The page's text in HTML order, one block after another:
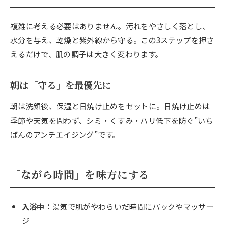
複雑に考える必要はありません。汚れをやさしく落とし、
水分を与え、乾燥と紫外線から守る。この3ステップを押さ
えるだけで、肌の調子は大きく変わります。
朝は「守る」を最優先に
朝は洗顔後、保湿と日焼け止めをセットに。日焼け止めは
季節や天気を問わず、シミ・くすみ・ハリ低下を防ぐ”いち
ばんのアンチエイジング”です。
「ながら時間」を味方にする
入浴中： 湯気で肌がやわらいだ時間にパックやマッサー
ジ